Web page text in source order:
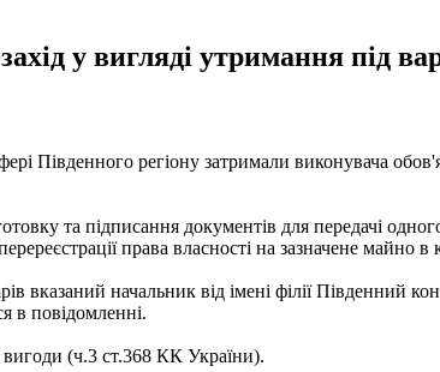
у вигляді утримання під
Південного регіону затримали виконувача
та підписання документів для передачі
права власності на зазначене майно в
начальник від імені філії Південний
в повідомленні.
(ч.3 ст.368 КК України).